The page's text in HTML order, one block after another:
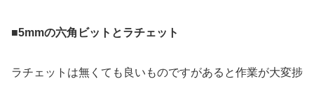
■5mmの六角ビットとラチェット
ラチェットは無くても良いものですがあると作業が大変捗